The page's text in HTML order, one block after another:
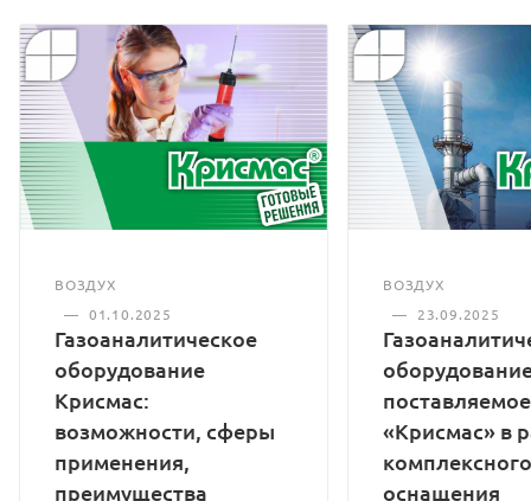
ВОЗДУХ
— 01.10.2025
Газоаналитическое
оборудование
Крисмас:
возможности, сферы
применения,
преимущества
ВОЗДУХ
—
23.09.2025
«Крисмас» в
комплексного
оснащения